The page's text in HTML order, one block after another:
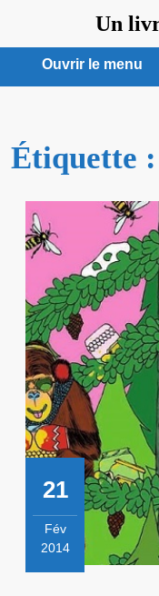
contenu
Un
Ouvrir le menu
Étiquette :
21
Fév
2014